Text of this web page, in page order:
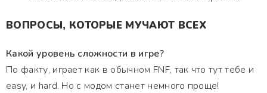
ВОПРОСЫ, КОТОРЫЕ МУЧАЮТ ВСЕХ
Какой уровень сложности в игре?
По факту, играет как в обычном FNF, так что тут тебе и
easy, и hard. Но с модом станет немного проще!